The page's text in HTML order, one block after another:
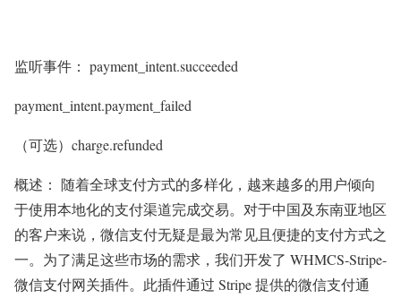
监听事件： payment_intent.succeeded
payment_intent.payment_failed
（可选）charge.refunded
概述： 随着全球支付方式的多样化，越来越多的用户倾向
于使用本地化的支付渠道完成交易。对于中国及东南亚地区
的客户来说，微信支付无疑是最为常见且便捷的支付方式之
一。为了满足这些市场的需求，我们开发了 WHMCS-Stripe-
微信支付网关插件。此插件通过 Stripe 提供的微信支付通